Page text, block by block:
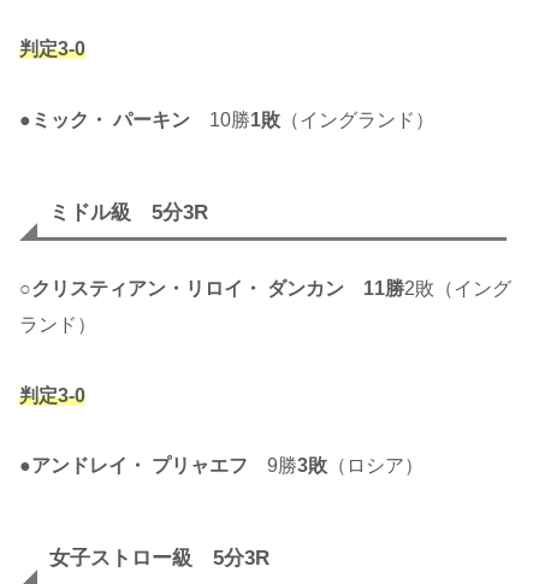
判定3-0
● ミック・ パーキン 10勝1敗 （イングランド）
ミドル級 5分3R
○クリスティアン・リロイ・ ダンカン 11勝2敗（イング
ランド）
判定3-0
●アンドレイ・ プリャエフ 9勝3敗 （ロシア）
女子ストロー級 5分3R